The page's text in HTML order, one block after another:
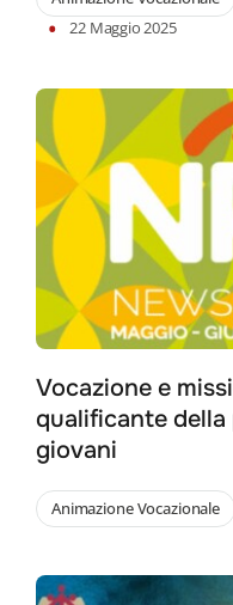
• 22 Maggio 2025
Vocazione e
qualificante
giovani
Animazione Vocazionale